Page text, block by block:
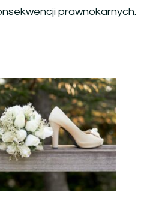
prawnokarnych.